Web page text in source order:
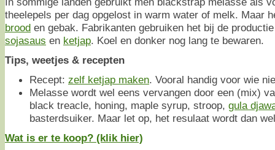
theelepels per dag opgelost in warm water of melk. Maar
brood en gebak. Fabrikanten gebruiken het bij de
sojasaus en ketjap. Koel en donker nog lang te bewaren.
Tips, weetjes & recepten
Recept: zelf ketjap maken. Vooral handig voor wie
Melasse wordt wel eens vervangen door een (mix)
black treacle, honing, maple syrup, stroop, gula
basterdsuiker. Maar let op, het resulaat wordt dan
Wat is er te koop? (klik hier)